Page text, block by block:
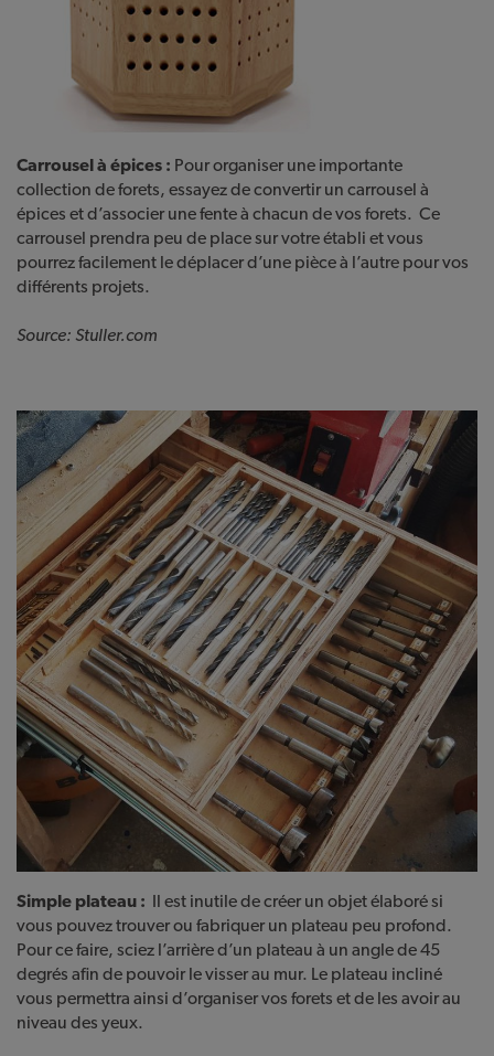
Carrousel à épices : Pour organiser une importante
collection de forets, essayez de convertir un carrousel à
épices et d’associer une fente à chacun de vos forets. Ce
carrousel prendra peu de place sur votre établi et vous
pourrez facilement le déplacer d’une pièce à l’autre pour vos
différents projets.
Source: Stuller.com
Simple plateau : Il est inutile de créer un objet élaboré si
vous pouvez trouver ou fabriquer un plateau peu profond.
Pour ce faire, sciez l’arrière d’un plateau à un angle de 45
degrés afin de pouvoir le visser au mur. Le plateau incliné
vous permettra ainsi d’organiser vos forets et de les avoir au
niveau des yeux.